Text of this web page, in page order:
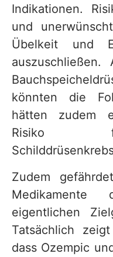
Indikationen.
und
Übelkeit und
auszuschließen.
könnten die
hätten zudem
Risiko
Zudem
eigentlichen
Tatsächlich
dass Ozempic